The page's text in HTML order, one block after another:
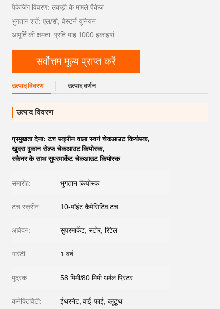
पैकेजिंग विवरण: लकड़ी के मामले पैकेज
भुगतान शर्तें: एल/सी, वेस्टर्न यूनियन
आपूर्ति की क्षमता: प्रति माह 1000 इकाइयां
सर्वोत्तम मूल्य प्राप्त करें
उत्पाद विवरण उत्पाद वर्णन
उत्पाद विवरण
प्रमुखता देना:टच स्क्रीन वाला स्वयं चेकआउट कियोस्क,
खुदरा दुकान सेल्फ चेकआउट कियोस्क,
स्कैनर के साथ सुपरमार्केट चेकआउट कियोस्क
समारोह: भुगतान कियोस्क
टच स्क्रीन: 10-पॉइंट कैपेसिटिव टच
आवेदन: सुपरमार्केट, स्टोर, रिटेल
गारंटी: 1 वर्ष
मुद्रक: 58 मिमी/80 मिमी थर्मल प्रिंटर
कनेक्टिविटी: ईथरनेट, वाई-फाई, ब्लूटूथ